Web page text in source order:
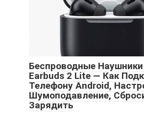
Беспроводные
Earbuds 2 Lite — Как
Телефону Android,
Шумоподавление,
Зарядить